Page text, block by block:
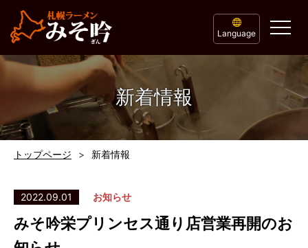
Language
新着情報
トップページ 新着情報
2022.09.01 お知らせ
みそ吟栄プリンセス通り店営業再開のお